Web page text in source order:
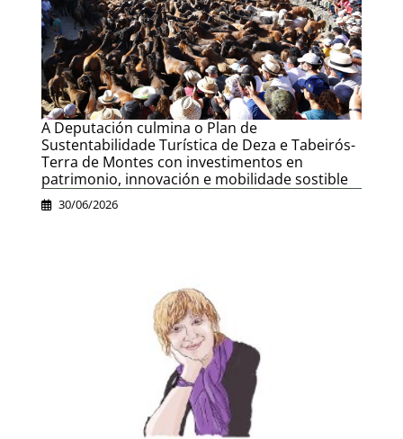
A Deputación culmina o Plan de
Sustentabilidade Turística de Deza e Tabeirós-
Terra de Montes con investimentos en
patrimonio, innovación e mobilidade sostible
30/06/2026